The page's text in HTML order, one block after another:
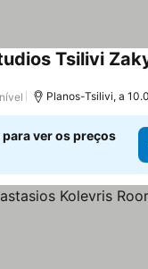
Tsilivi
Planos-Tsilivi, a
ver os preços